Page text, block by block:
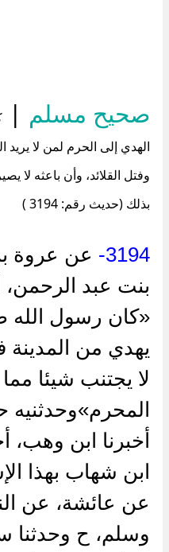
صحيح مسلم |
الهدي إلى الحرم لمن لا يريد
وفتل القلائد، وأن باعثه لا
بذلك (حديث رقم: 3194 )
3194-
عن عروة
بنت عبد
«كان رسول الله
يهدي من المدينة
لا يجتنب شيئا
المحرم»وحدثنيه
أخبرنا ابن
ابن شهاب بهذا
عن عائشة، عن
وسلم، ح وحدثنا